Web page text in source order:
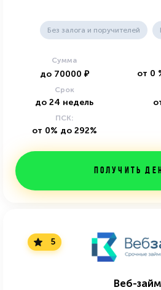
Без залога и поручителей
Сумма
до 70000 ₽ от 0
Срок
до 24 недель
ПСК:
от 0% до 292%
Получить
5
Веб-займ